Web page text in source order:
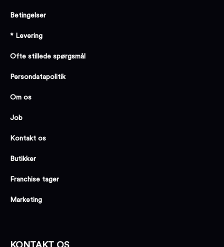
Betingelser
* Levering
Ofte stillede spørgsmål
Persondatapolitik
Om os
Job
Kontakt os
Butikker
Franchise tager
Marketing
KONTAKT OS